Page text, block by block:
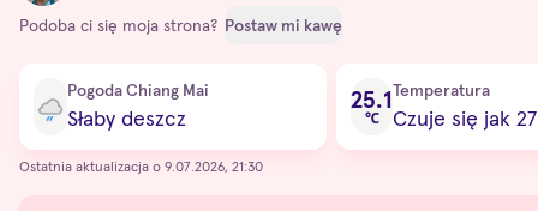
Podoba ci się moja strona? Postaw mi kawę
Pogoda Chiang Mai
Słaby deszcz
25.1
℃
Temperatura
Czuje się jak
Ostatnia aktualizacja o 9.07.2026, 21:30